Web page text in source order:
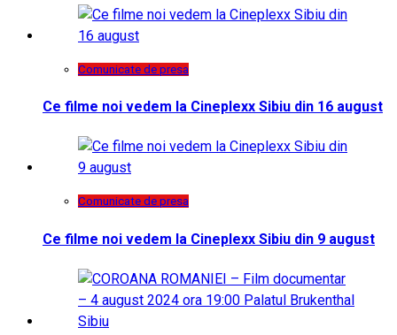
Comunicate de presa
Ce filme noi vedem la Cineplexx Sibiu din 16 august
Comunicate de presa
Ce filme noi vedem la Cineplexx Sibiu din 9 august